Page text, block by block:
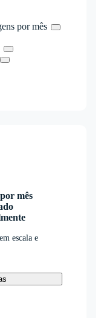
por mês
mês
escala e